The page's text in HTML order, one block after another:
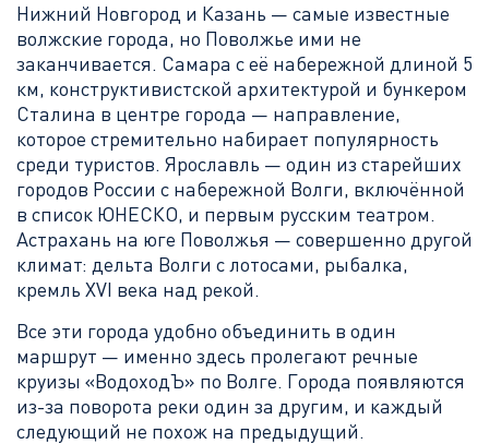
Нижний Новгород и Казань — самые известные
волжские города, но Поволжье ими не
заканчивается. Самара с её набережной длиной 5
км, конструктивистской архитектурой и бункером
Сталина в центре города — направление,
которое стремительно набирает популярность
среди туристов. Ярославль — один из старейших
городов России с набережной Волги, включённой
в список ЮНЕСКО, и первым русским театром.
Астрахань на юге Поволжья — совершенно другой
климат: дельта Волги с лотосами, рыбалка,
кремль XVI века над рекой.
Все эти города удобно объединить в один
маршрут — именно здесь пролегают речные
круизы «ВодоходЪ» по Волге. Города появляются
из-за поворота реки один за другим, и каждый
следующий не похож на предыдущий.